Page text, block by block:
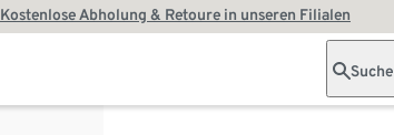
Kostenlose Abholung & Retoure in unseren Filialen
Suche